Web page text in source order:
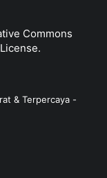
Commons
.
& Terpercaya -